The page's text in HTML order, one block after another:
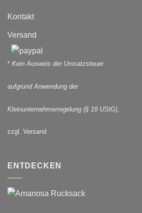
Kontakt
Versand
* Kein Ausweis der Umsatzsteuer
aufgrund Anwendung der
Kleinunternehmerregelung (§ 19 UStG)
zzgl. Versand
ENTDECKEN